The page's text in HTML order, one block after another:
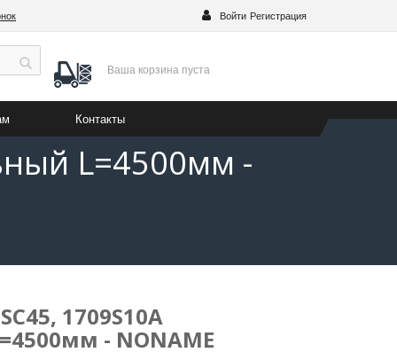
Войти Регистрация
Ваша корзина пуста
Контакты
L=4500мм -
1709S10A
- NONAME